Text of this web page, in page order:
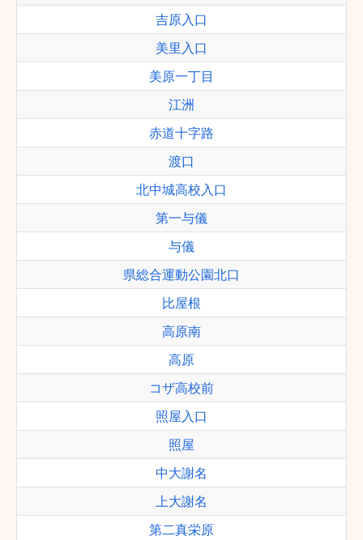
吉原入口
美里入口
美原一丁目
江洲
赤道十字路
渡口
北中城高校入口
第一与儀
与儀
県総合運動公園北口
比屋根
高原南
高原
コザ高校前
照屋入口
照屋
中大謝名
上大謝名
第二真栄原